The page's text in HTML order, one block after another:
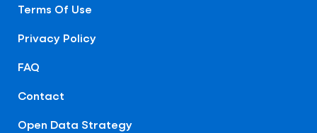
Terms Of Use
Privacy Policy
FAQ
Contact
Open Data Strategy